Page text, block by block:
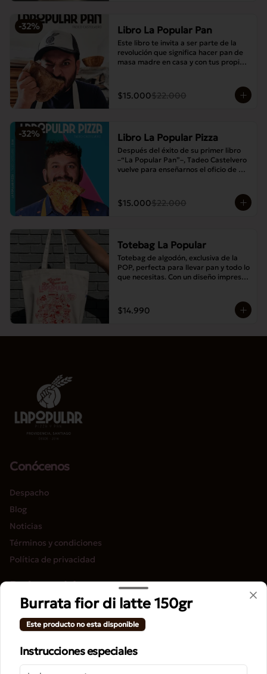
-32% Libro La Popular Pan
Este libro te invita a ser parte de la
revolución que significa hacer pan de
masa madre en casa y con tus propias
$15.000$22.000
-32% Libro La Popular Pizza
Después del éxito de su primer libro
–“La Popular Pan”–, Tadeo Castelvero
vuelve para enseñarnos el oficio de
familia.
$15.000$22.000
Totebag La Popular
Totebag de algodón, exclusiva de la
POP, perfecta para llevar pan y todo lo
que necesitas. Con un diseño impreso
$14.990
Conócenos
Despacho
Blog
Noticias
Términos y condiciones
Política de privacidad
Redes sociales
Instagram
Facebook
Mi cuenta
Burrata fior di latte 150gr
Este producto no esta disponible
Instrucciones especiales